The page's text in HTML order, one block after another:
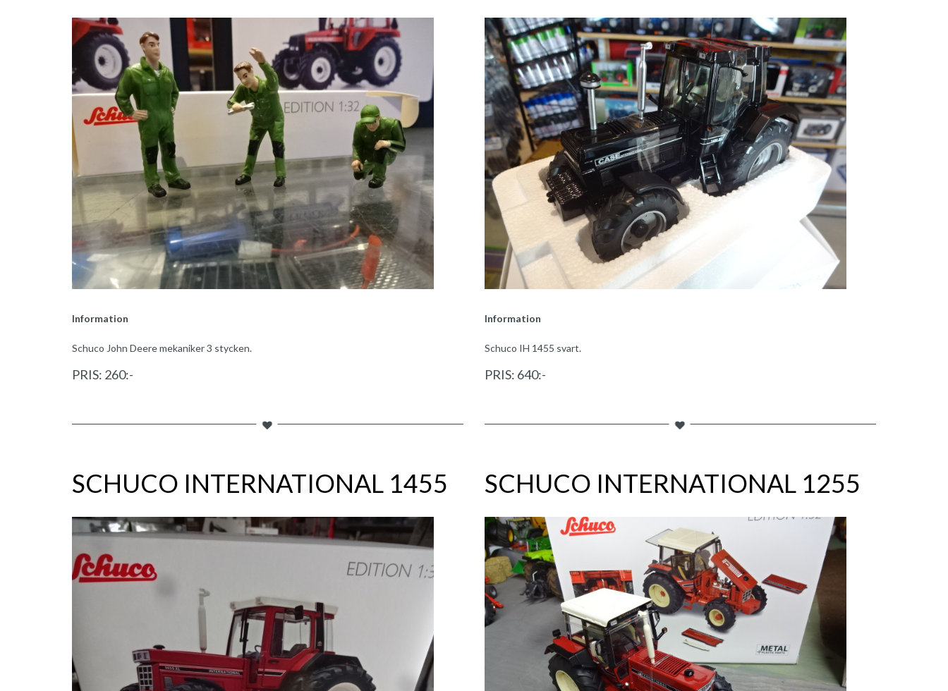
Information
Schuco John Deere mekaniker 3 stycken.
PRIS: 260:-
Information
Schuco IH 1455 svart.
PRIS: 640:-
SCHUCO INTERNATIONAL 1455 SCHUCO INTERNATIONAL 1255